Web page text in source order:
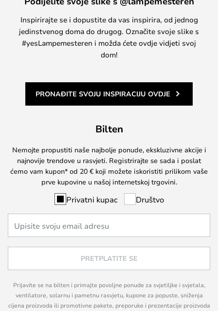
Inspirirajte se i dopustite da vas inspirira, od jednog
jedinstvenog doma do drugog. Označite svoje slike s
#yesLampemesteren i možda ćete ovdje vidjeti svoj
dom!
PRONAĐITE SVOJU INSPIRACIJU OVDJE
Bilten
Nemojte propustiti naše najbolje ponude, ekskluzivne akcije i
najnovije trendove u rasvjeti. Registrirajte se sada i poslat
ćemo vam kupon* od 20 € koji možete iskoristiti prilikom vaše
prve kupovine u našoj internetskoj trgovini.
Privatni kupac Društvo
PRETPLATITE SE
Prijavite se na bilten i primajte povoljne ponude za svjetiljke i svjetala,
ventilatore, solarnu i pametnu rasvjetu, kupone za popuste, sniženja
cijena proizvoda ili promotivne pakete, preporuke i prezentacije proizvoda